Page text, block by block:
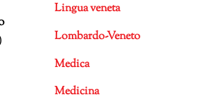
Lingua veneta
Lombardo-Veneto
Medica
Medicina